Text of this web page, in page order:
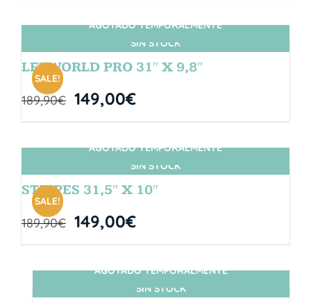
SIN STOCK
SALE!
AGOTADO TEMPORALMENTE
LETWORLD PRO 31″ X 9,8″
189,90€ 149,00€
SIN STOCK
SALE!
AGOTADO TEMPORALMENTE
STRIPES 31,5″ X 10″
189,90€ 149,00€
SIN STOCK
AGOTADO TEMPORALMENTE